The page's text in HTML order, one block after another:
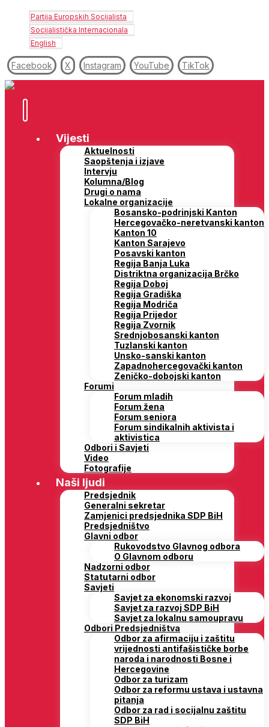
Partija Europskih Socijalista
Socijalistička Internacionala
English
Facebook X Instagram YouTube TikTok
Vijesti
Aktuelnosti
Saopštenja i izjave
Intervju
Kolumna/Blog
Drugi o nama
Lokalne organizacije
Bosansko-podrinjski Kanton
Hercegovačko-neretvanski kanton
Kanton 10
Kanton Sarajevo
Posavski kanton
Regija Banja Luka
Distriktna organizacija Brčko
Regija Doboj
Regija Gradiška
Regija Modriča
Regija Prijedor
Regija Zvornik
Srednjobosanski kanton
Tuzlanski kanton
Unsko-sanski kanton
Zapadnohercegovački kanton
Zeničko-dobojski kanton
Forumi
Forum mladih
Forum žena
Forum seniora
Forum sindikalnih aktivista i
aktivistica
Odbori i Savjeti
Video
Fotografije
Naši ljudi
Predsjednik
Generalni sekretar
Zamjenici predsjednika SDP BiH
Predsjedništvo
Glavni odbor
Rukovodstvo Glavnog odbora
O Glavnom odboru
Nadzorni odbor
Statutarni odbor
Savjeti
Savjet za ekonomski razvoj
Savjet za razvoj SDP BiH
Savjet za lokalnu samoupravu
Odbori Predsjedništva
Odbor za afirmaciju i zaštitu
vrijednosti antifašističke borbe
naroda i narodnosti Bosne i
Hercegovine
Odbor za turizam
Odbor za reformu ustava i ustavna
pitanja
Odbor za rad i socijalnu zaštitu
SDP BiH